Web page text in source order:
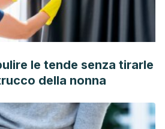
placebo‐controlled clinical
of Food and
4077-4081.
https://www.mayoclinic.org/es-
wrinkles/diagnosis-treatment/drc-
de la piel: 5 sugerencias para una
es-es/healthy-
le tende senza tirarle
della nonna